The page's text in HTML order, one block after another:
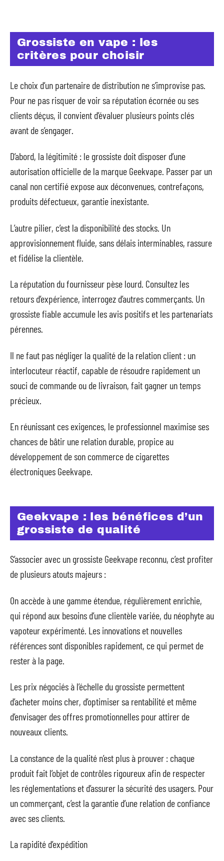
Grossiste en vape : les
critères pour choisir
Le choix d’un partenaire de distribution ne s’improvise pas.
Pour ne pas risquer de voir sa réputation écornée ou ses
clients déçus, il convient d’évaluer plusieurs points clés
avant de s’engager.
D’abord, la légitimité : le grossiste doit disposer d’une
autorisation officielle de la marque Geekvape. Passer par un
canal non certifié expose aux déconvenues, contrefaçons,
produits défectueux, garantie inexistante.
L’autre pilier, c’est la disponibilité des stocks. Un
approvisionnement fluide, sans délais interminables, rassure
et fidélise la clientèle.
La réputation du fournisseur pèse lourd. Consultez les
retours d’expérience, interrogez d’autres commerçants. Un
grossiste fiable accumule les avis positifs et les partenariats
pérennes.
Il ne faut pas négliger la qualité de la relation client : un
interlocuteur réactif, capable de résoudre rapidement un
souci de commande ou de livraison, fait gagner un temps
précieux.
En réunissant ces exigences, le professionnel maximise ses
chances de bâtir une relation durable, propice au
développement de son commerce de cigarettes
électroniques Geekvape.
Geekvape : les bénéfices d’un
grossiste de qualité
S’associer avec un grossiste Geekvape reconnu, c’est profiter
de plusieurs atouts majeurs :
On accède à une gamme étendue, régulièrement enrichie,
qui répond aux besoins d’une clientèle variée, du néophyte au
vapoteur expérimenté. Les innovations et nouvelles
références sont disponibles rapidement, ce qui permet de
rester à la page.
Les prix négociés à l’échelle du grossiste permettent
d’acheter moins cher, d’optimiser sa rentabilité et même
d’envisager des offres promotionnelles pour attirer de
nouveaux clients.
La constance de la qualité n’est plus à prouver : chaque
produit fait l’objet de contrôles rigoureux afin de respecter
les réglementations et d’assurer la sécurité des usagers. Pour
un commerçant, c’est la garantie d’une relation de confiance
avec ses clients.
La rapidité d’expédition